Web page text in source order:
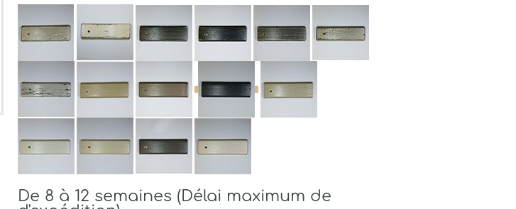
De 8 à 12 semaines (Délai maximum de